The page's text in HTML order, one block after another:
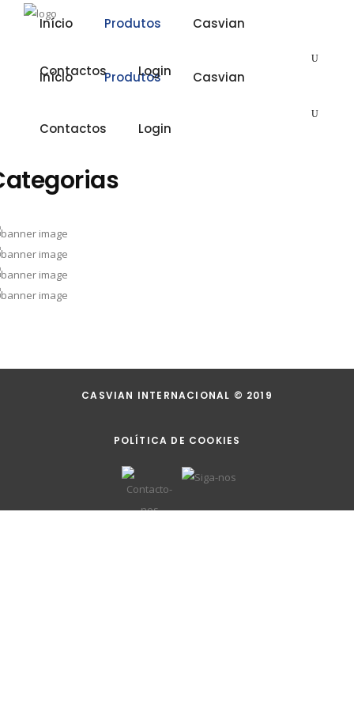
Início Produtos Casvian
Contactos Login
Início Produtos Casvian
Contactos Login
CASVIAN INTERNACIONAL © 2019
POLÍTICA DE COOKIES